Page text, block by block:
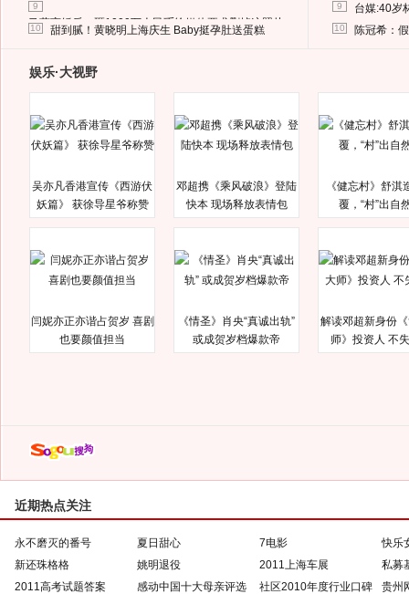
9
马蓉离婚后，砸1000万人民币给媒体要求删掉这照片
10 甜到腻！黄晓明上海庆生 Baby挺孕肚送蛋糕
9 台媒:40岁
10 陈冠希：
娱乐·大视野
吴亦凡香港宣传《西游伏
妖篇》 获徐导星爷称赞
邓超携《乘风破浪》登陆
快本 现场释放表情包
《健忘村》舒淇
覆，“村”出自
闫妮亦正亦谐占贺岁 喜剧
也要颜值担当
《情圣》肖央“真诚出轨”
或成贺岁档爆款帝
解读邓超新身份
师》投资人 不
近期热点关注
永不磨灭的番号 夏日甜心 7电影
快乐
新还珠格格
姚明退役 2011上海车展
私募
2011高考试题答案
感动中国十大母亲评选
社区2010年度行业口碑
贵州